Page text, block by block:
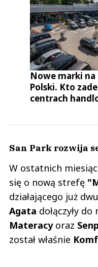
Nowe marki
Polski. Kto
centrach
San Park rozwija
W ostatnich
się o nową strefę
działającego już
Agata dołączyły
Materacyoraz
został właśnie